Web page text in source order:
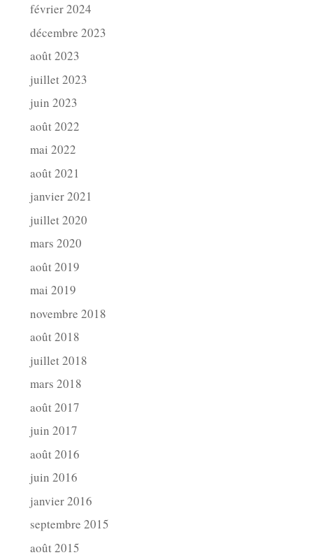
février 2024
décembre 2023
août 2023
juillet 2023
juin 2023
août 2022
mai 2022
août 2021
janvier 2021
juillet 2020
mars 2020
août 2019
mai 2019
novembre 2018
août 2018
juillet 2018
mars 2018
août 2017
juin 2017
août 2016
juin 2016
janvier 2016
septembre 2015
août 2015